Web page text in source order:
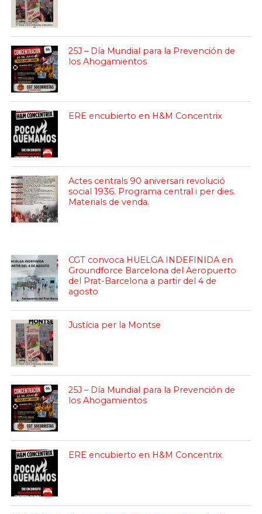
25J – Día Mundial para la Prevención de
los Ahogamientos
ERE encubierto en H&M Concentrix
Actes centrals 90 aniversari revolució
social 1936. Programa central i per dies.
Materials de venda.
CGT convoca HUELGA INDEFINIDA en
Groundforce Barcelona del Aeropuerto
del Prat-Barcelona a partir del 4 de
agosto
Justícia per la Montse
25J – Día Mundial para la Prevención de
los Ahogamientos
ERE encubierto en H&M Concentrix